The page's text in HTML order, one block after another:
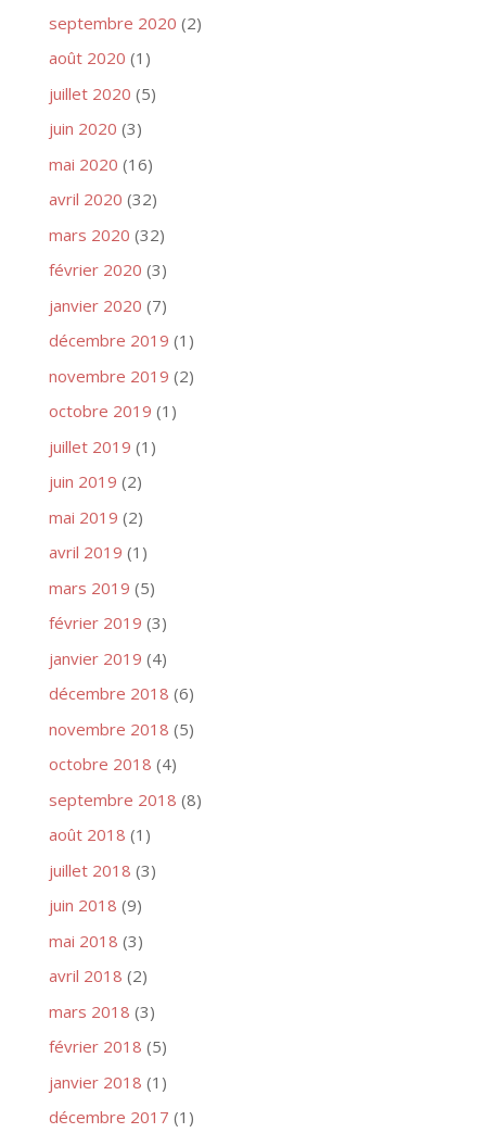
septembre 2020 (2)
août 2020 (1)
juillet 2020 (5)
juin 2020 (3)
mai 2020 (16)
avril 2020 (32)
mars 2020 (32)
février 2020 (3)
janvier 2020 (7)
décembre 2019 (1)
novembre 2019 (2)
octobre 2019 (1)
juillet 2019 (1)
juin 2019 (2)
mai 2019 (2)
avril 2019 (1)
mars 2019 (5)
février 2019 (3)
janvier 2019 (4)
décembre 2018 (6)
novembre 2018 (5)
octobre 2018 (4)
septembre 2018 (8)
août 2018 (1)
juillet 2018 (3)
juin 2018 (9)
mai 2018 (3)
avril 2018 (2)
mars 2018 (3)
février 2018 (5)
janvier 2018 (1)
décembre 2017 (1)